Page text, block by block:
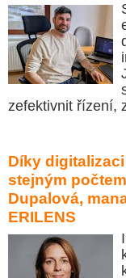
zefektivnit řízení,
Díky
stejným
Dupalová,
ERILENS